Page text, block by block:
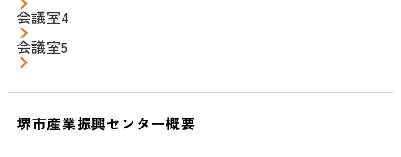
会議室4
会議室5
堺市産業振興センター概要